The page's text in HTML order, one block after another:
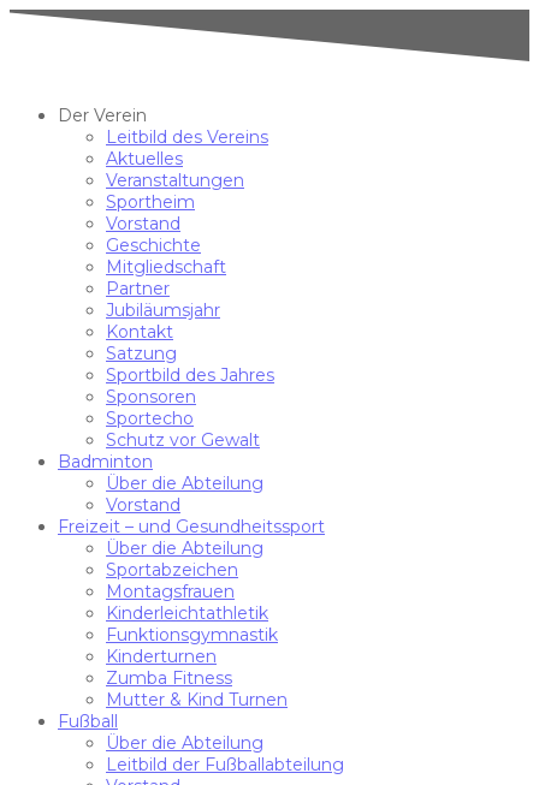
Der Verein
Leitbild des Vereins
Aktuelles
Veranstaltungen
Sportheim
Vorstand
Geschichte
Mitgliedschaft
Partner
Jubiläumsjahr
Kontakt
Satzung
Sportbild des Jahres
Sponsoren
Sportecho
Schutz vor Gewalt
Badminton
Über die Abteilung
Vorstand
Freizeit – und Gesundheitssport
Über die Abteilung
Sportabzeichen
Montagsfrauen
Kinderleichtathletik
Funktionsgymnastik
Kinderturnen
Zumba Fitness
Mutter & Kind Turnen
Fußball
Über die Abteilung
Leitbild der Fußballabteilung